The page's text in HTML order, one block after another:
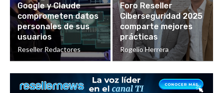
Google y Claude
comprometen datos
personales de sus
usuarios
Reseller Redactores
Foro Reseller
Ciberseguridad 2025
comparte mejores
prácticas
Rogelio Herrera